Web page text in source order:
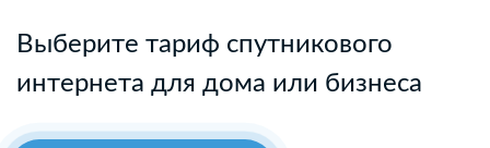
Выберите тариф спутникового
интернета для дома или бизнеса